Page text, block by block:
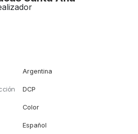
Argentina
DCP
Color
Español